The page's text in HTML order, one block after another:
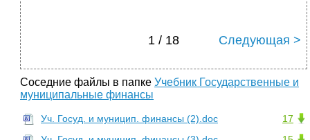
1 / 18 Следующая >
Соседние файлы в папке Учебник Государственные и
муниципальные финансы
17
Уч. Госуд. и муницип. финансы (2).doc